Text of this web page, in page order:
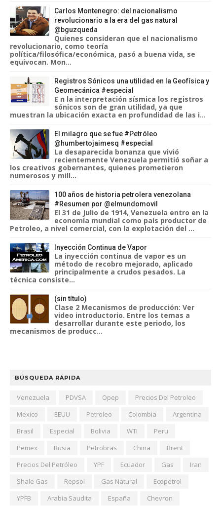
Carlos Montenegro: del nacionalismo
revolucionario a la era del gas natural
@bguzqueda
Quienes consideran que el nacionalismo
revolucionario, como teoría
política/filosófica/económica, pasó a buena vida, se
equivocan. Mon...
Registros Sónicos una utilidad en la Geofísica y
Geomecánica #especial
E n la interpretación sísmica los registros
sónicos son de gran utilidad, ya que
muestran la ubicación exacta en profundidad de las i...
El milagro que se fue #Petróleo
@humbertojaimesq #especial
La desaparecida bonanza que vivió
recientemente Venezuela permitió soñar a
los creativos gobernantes, quienes prometieron
numerosos y mill...
100 años de historia petrolera venezolana
#Resumen por @elmundomovil
El 31 de Julio de 1914, Venezuela entro en la
economía mundial como país productor de
Petroleo, a nivel comercial, con la explotación del ...
Inyección Continua de Vapor
La inyección continua de vapor es un
método de recobro mejorado, aplicado
principalmente a crudos pesados. La
técnica consiste...
(sin título)
Clase 2 Mecanismos de producción: Ver
video introductorio. Entre los temas a
desarrollar durante este periodo, los
mecanismos de producc...
BÚSQUEDA RÁPIDA
Venezuela PDVSA Opep
Precios Del Petroleo
Mexico
EEUU Petroleo Colombia
Argentina
Brasil
Especial Bolivia WTI
Peru
Pemex
Rusia Petrobras China
Brent
Precios Del Petróleo
YPF Ecuador Gas
Iran
Shale Gas
Repsol Gas Natural
Ecopetrol
YPFB
Arabia Saudita España
Chevron